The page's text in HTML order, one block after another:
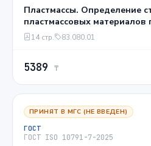
Пластмассы. Определение
пластмассовых
условиях компостирования
испытания
14 стр. 83.080.01
5389 ₸
ПРИНЯТ В МГС (НЕ ВВЕДЕН)
ГОСТ
ГОСТ ISO 10791-7-2025